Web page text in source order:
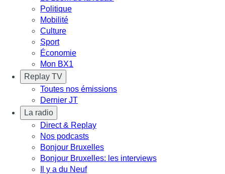
Politique
Mobilité
Culture
Sport
Économie
Mon BX1
Replay TV
Toutes nos émissions
Dernier JT
La radio
Direct & Replay
Nos podcasts
Bonjour Bruxelles
Bonjour Bruxelles: les interviews
Il y a du Neuf